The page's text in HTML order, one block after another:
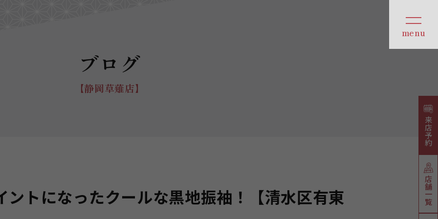
ブログ
【静岡草薙店】
ントになったクールな黒地振袖！【清水区有東
来店予約
店舗一覧